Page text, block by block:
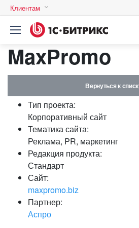
Клиентам
Логин
Пароль
Запомнить
MaxPromo
Вернуться к
Тип проекта:
Корпоративный сайт
Тематика сайта:
Реклама, PR, маркетинг
Редакция продукта:
Стандарт
Сайт:
maxpromo.biz
Партнер:
Аспро